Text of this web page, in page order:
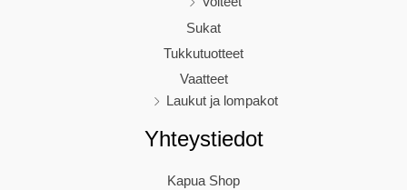
Sukat
Tukkutuotteet
Vaatteet
Laukut ja lompakot
Yhteystiedot
Kapua Shop